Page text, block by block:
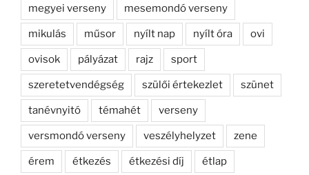
megyei verseny mesemondó verseny
mikulás műsor nyílt nap nyílt óra ovi
ovisok pályázat rajz sport
szeretetvendégség szülői értekezlet szünet
tanévnyitó témahét verseny
versmondó verseny veszélyhelyzet zene
érem étkezés étkezési díj étlap